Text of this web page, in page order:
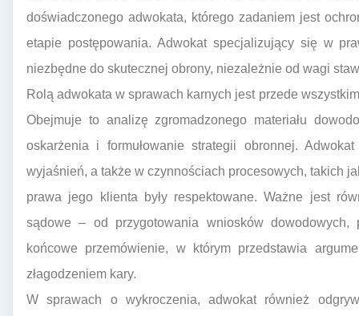
doświadczonego adwokata, którego zadaniem jest
etapie postępowania. Adwokat specjalizujący się w
niezbędne do skutecznej obrony, niezależnie od wagi
Rolą adwokata w sprawach karnych jest przede
Obejmuje to analizę zgromadzonego materiału
oskarżenia i formułowanie strategii obronnej.
wyjaśnień, a także w czynnościach procesowych, takich
prawa jego klienta były respektowane. Ważne jest
sądowe – od przygotowania wniosków dowodowych,
końcowe przemówienie, w którym przedstawia
złagodzeniem kary.
W sprawach o wykroczenia, adwokat również